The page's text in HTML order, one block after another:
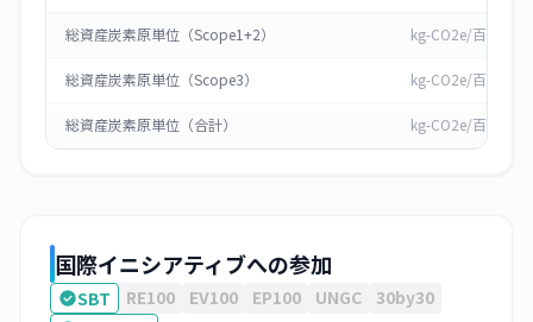
総資産炭素原単位（Scope1+2） kg-CO2e/百万円
総資産炭素原単位（Scope3） kg-CO2e/百万円
総資産炭素原単位（合計） kg-CO2e/百万円
国際イニシアティブへの参加
SBT RE100 EV100 EP100 UNGC 30by30